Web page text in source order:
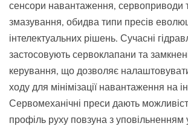
сенсори навантаження, сервоприводи
змазування, обидва типи пресів
інтелектуальних рішень. Сучасні
застосовують сервоклапани та
керування, що дозволяє
ходу для мінімізації навантаження на
Сервомеханічні преси дають
профіль руху повзуна з уповільненням